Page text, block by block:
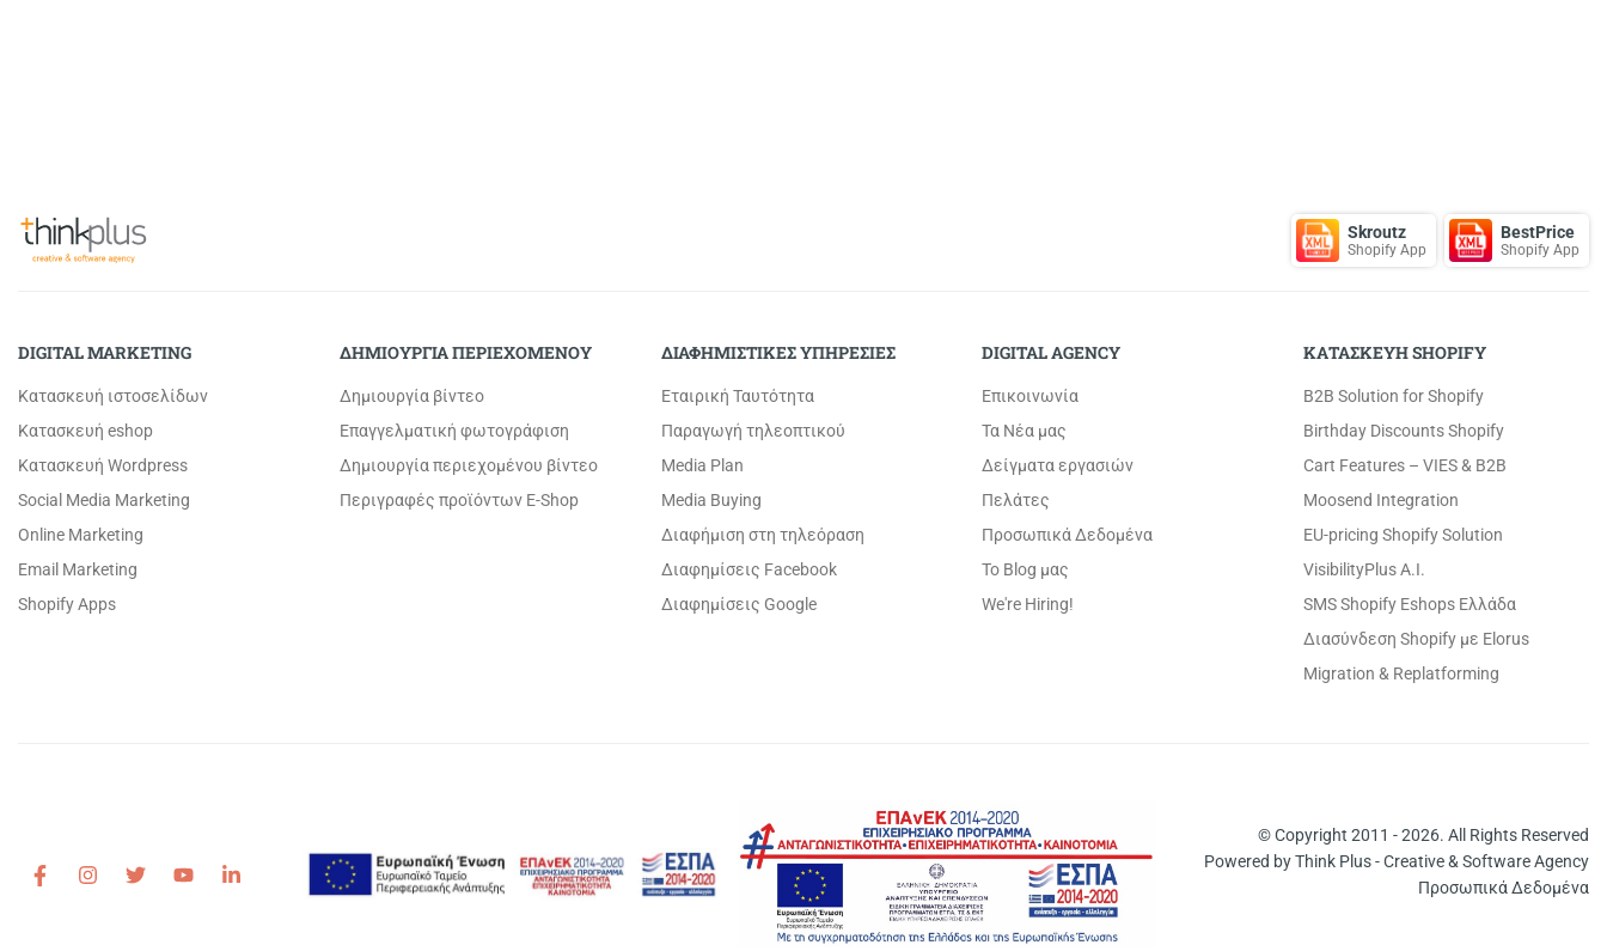
Skroutz
Shopify App
BestPrice
Shopify App
DIGITAL MARKETING
Κατασκευή ιστοσελίδων
Κατασκευή eshop
Κατασκευή Wordpress
Social Media Marketing
Online Marketing
Email Marketing
Shopify Apps
ΔΗΜΙΟΥΡΓΙΑ ΠΕΡΙΕΧΟΜΕΝΟΥ
Δημιουργία βίντεο
Επαγγελματική φωτογράφιση
Δημιουργία περιεχομένου βίντεο
Περιγραφές προϊόντων E-Shop
ΔΙΑΦΗΜΙΣΤΙΚΕΣ ΥΠΗΡΕΣΙΕΣ
Εταιρική Ταυτότητα
Παραγωγή τηλεοπτικού
Media Plan
Media Buying
Διαφήμιση στη τηλεόραση
Διαφημίσεις Facebook
Διαφημίσεις Google
DIGITAL AGENCY
Επικοινωνία
Τα Νέα μας
Δείγματα εργασιών
Πελάτες
Προσωπικά Δεδομένα
Το Blog μας
We're Hiring!
ΚΑΤΑΣΚΕΥΗ SHOPIFY
B2B Solution for Shopify
Birthday Discounts Shopify
Cart Features – VIES & B2B
Moosend Integration
EU-pricing Shopify Solution
VisibilityPlus A.I.
SMS Shopify Eshops Ελλάδα
Διασύνδεση Shopify με Elorus
Migration & Replatforming
© Copyright 2011 - 2026. All Rights Reserved
Powered byThink Plus - Creative & Software Agency
Προσωπικά Δεδομένα